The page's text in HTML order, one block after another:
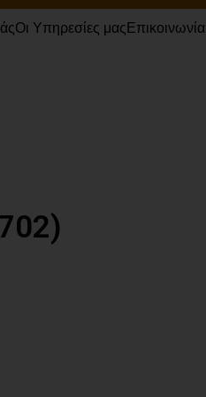
Οι Υπηρεσίες μαςΕπικοινωνία